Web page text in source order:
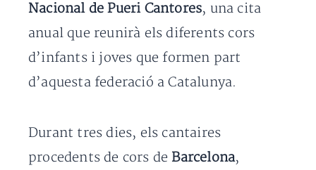
Nacional de Pueri Cantores, una cita
anual que reunirà els diferents cors
d’infants i joves que formen part
d’aquesta federació a Catalunya.
Durant tres dies, els cantaires
procedents de cors de Barcelona,